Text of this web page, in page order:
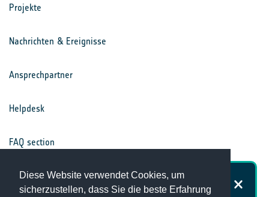
Diese Website verwendet Cookies, um
sicherzustellen, dass Sie die beste Erfahrung
Projekte
Nachrichten & Ereignisse
Ansprechpartner
Helpdesk
FAQ section
Nutzungsbedingungen
Wie zufrieden sind Sie mit der